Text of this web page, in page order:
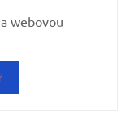
webovou